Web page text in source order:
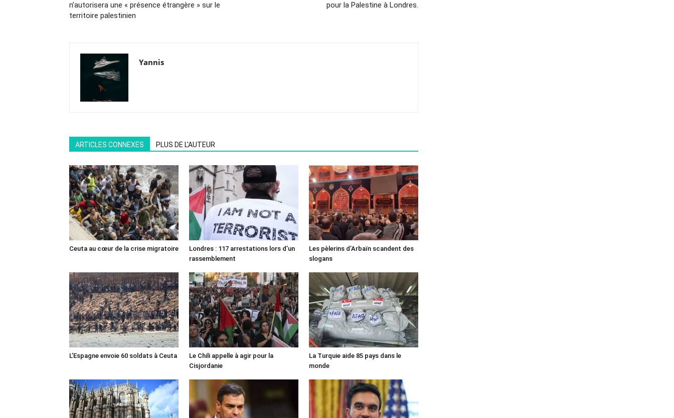
n’autorisera une « présence étrangère » sur le
territoire palestinien
pour la Palestine à Londres.
Yannis
ARTICLES CONNEXES PLUS DE L'AUTEUR
Ceuta au cœur de la crise migratoire
Londres : 117 arrestations lors d’un
rassemblement
Les pèlerins d’Arbaïn scandent des
slogans
L’Espagne envoie 60 soldats à Ceuta
Le Chili appelle à agir pour la
Cisjordanie
La Turquie aide 85 pays dans le
monde